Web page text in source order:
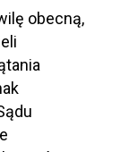
obecną,